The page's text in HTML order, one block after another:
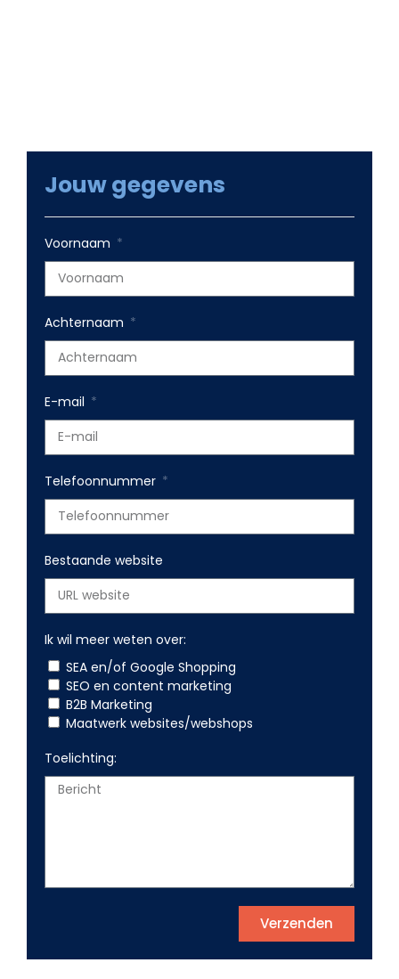
Jouw gegevens
Voornaam
Achternaam
E-mail
Telefoonnummer
Bestaande website
Ik wil meer weten over:
SEA en/of Google Shopping
SEO en content marketing
B2B Marketing
Maatwerk websites/webshops
Toelichting:
Verzenden